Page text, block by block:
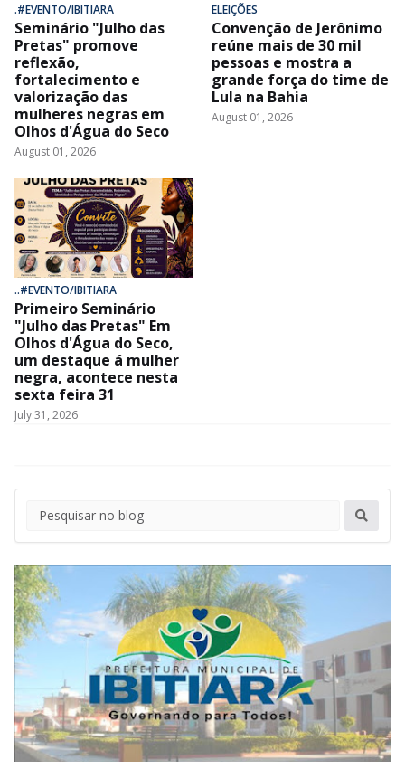
.#EVENTO/IBITIARA
Seminário "Julho das
Pretas" promove
reflexão,
fortalecimento e
valorização das
mulheres negras em
Olhos d'Água do Seco
August 01, 2026
ELEIÇÕES
Convenção de Jerônimo
reúne mais de 30 mil
pessoas e mostra a
grande força do time de
Lula na Bahia
August 01, 2026
..#EVENTO/IBITIARA
Primeiro Seminário
"Julho das Pretas" Em
Olhos d'Água do Seco,
um destaque á mulher
negra, acontece nesta
sexta feira 31
July 31, 2026